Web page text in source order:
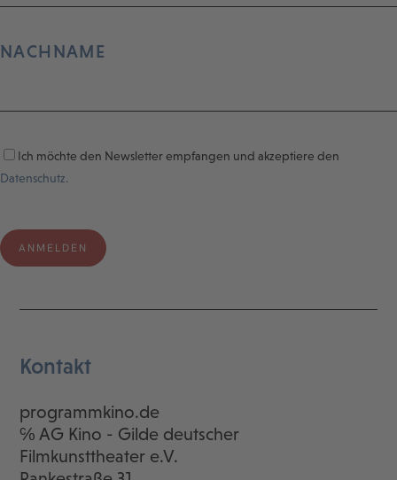
NACHNAME
Ich möchte den Newsletter empfangen und akzeptiere den
Datenschutz.
Kontakt
programmkino.de
℅ AG Kino - Gilde deutscher
Filmkunsttheater e.V.